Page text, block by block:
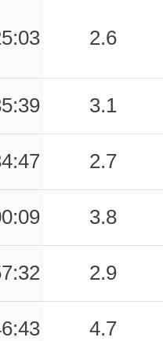
2.6
3.1
2.7
3.8
2.9
4.7